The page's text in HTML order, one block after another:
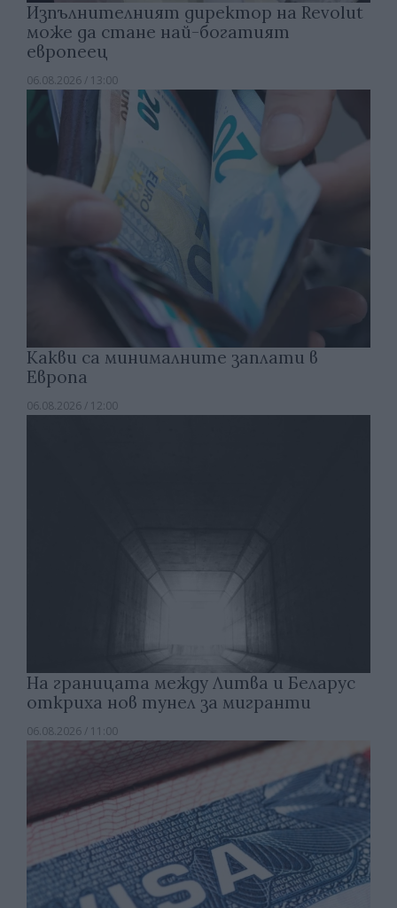
Изпълнителният директор на Revolut
може да стане най-богатият
европеец
06.08.2026 / 13:00
Какви са минималните заплати в
Европа
06.08.2026 / 12:00
На границата между Литва и Беларус
откриха нов тунел за мигранти
06.08.2026 / 11:00